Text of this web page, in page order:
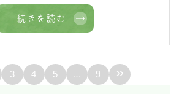
続きを読む
3 4 5 … 9 »